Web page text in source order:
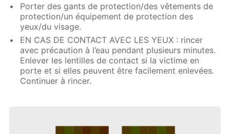
Porter des gants de protection/des vêtements de
protection/un équipement de protection des
yeux/du visage.
EN CAS DE CONTACT AVEC LES YEUX : rincer
avec précaution à l’eau pendant plusieurs minutes.
Enlever les lentilles de contact si la victime en
porte et si elles peuvent être facilement enlevées.
Continuer à rincer.